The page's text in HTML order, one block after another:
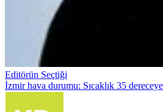
Editörün Seçtiği
İzmir hava durumu: Sıcaklık 35